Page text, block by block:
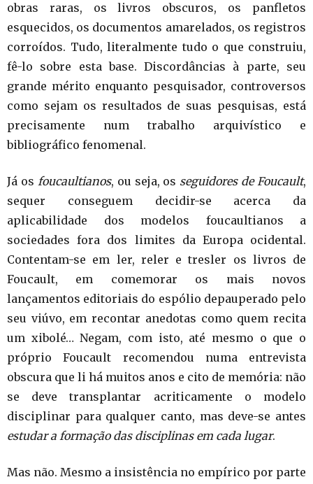
obras raras, os livros obscuros, os panfletos
esquecidos, os documentos amarelados, os registros
corroídos. Tudo, literalmente tudo o que construiu,
fê-lo sobre esta base. Discordâncias à parte, seu
grande mérito enquanto pesquisador, controversos
como sejam os resultados de suas pesquisas, está
precisamente num trabalho arquivístico e
bibliográfico fenomenal.
Já os foucaultianos, ou seja, os seguidores de Foucault,
sequer conseguem decidir-se acerca da
aplicabilidade dos modelos foucaultianos a
sociedades fora dos limites da Europa ocidental.
Contentam-se em ler, reler e tresler os livros de
Foucault, em comemorar os mais novos
lançamentos editoriais do espólio depauperado pelo
seu viúvo, em recontar anedotas como quem recita
um xibolé… Negam, com isto, até mesmo o que o
próprio Foucault recomendou numa entrevista
obscura que li há muitos anos e cito de memória: não
se deve transplantar acriticamente o modelo
disciplinar para qualquer canto, mas deve-se antes
estudar a formação das disciplinas em cada lugar.
Mas não. Mesmo a insistência no empírico por parte